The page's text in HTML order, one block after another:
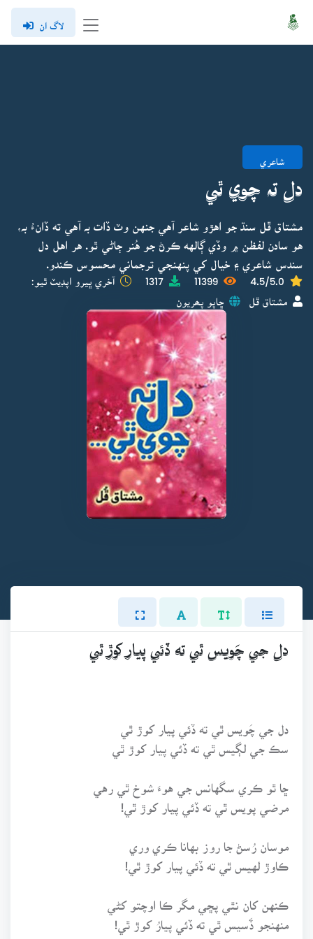
لاگ ان
شاعري
دل تہ چوي ٿي
مشتاق ڦل سنڌ جو اهڙو شاعر آهي جنهن وٽ ڏات بہ آهي ته ڏانءُ بہ،
هو سادن لفظن ۾ وڏي ڳالهه ڪرڻ جو هُنر ڄاڻي ٿو. هر اهل دل
سندس شاعري ۽ خيال کي پنهنجي ترجماني محسوس ڪندو.
4.5/5.0
11399
1317 آخري ڀيرو اپڊيٽ ٿيو:
مشتاق ڦل ڇاپو پھريون
دل جي چَويس ٿي ته ڏئي پيار کوڙ ٿي
دل جي چَويس ٿي ته ڏئي پيار کوڙ ٿي
سڪ جي لڳيس ٿي ته ڏئي پيار کوڙ ٿي
ڇا ٿو ڪري سگهانس جي هوءَ شوخ ٿي رهي
مرضي پويس ٿي ته ڏئي پيار کوڙ ٿي!
موسان رُسڻ جا روز بهانا ڪري وري
ڪاوڙ لهيس ٿي ته ڏئي پيار کوڙ ٿي!
ڪنهن کان نٿي پڇي مگر ڪا اوچتو کڻي
منهنجو ڏَسيس ٿي ته ڏئي پيارُ کوڙ ٿي!